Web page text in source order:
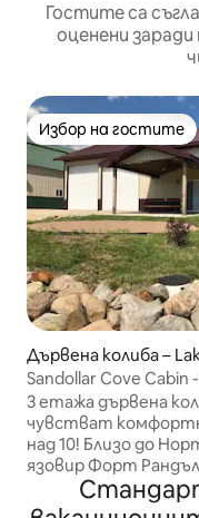
Гостите са
оценени
Избор на гостите
Избор на гостите
Дървена колиба –
des
Sandollar Cove Cabin
Pheasants!
3 етажа дървена
чувстват
над 10! Близо до
язовир Форт
пристанището за
малко от 1/4 миля,